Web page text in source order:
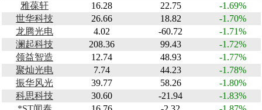
雅葆轩
16.28 22.75
-1.69%
世华科技
26.66 18.82
-1.70%
龙腾光电
4.02 -60.72
-1.71%
澜起科技
208.36 99.43
-1.72%
领益智造
12.74 48.93
-1.77%
聚灿光电
7.74 44.23
-1.78%
振华风光
39.77 58.26
-1.80%
科思科技
30.60 -21.94
-1.83%